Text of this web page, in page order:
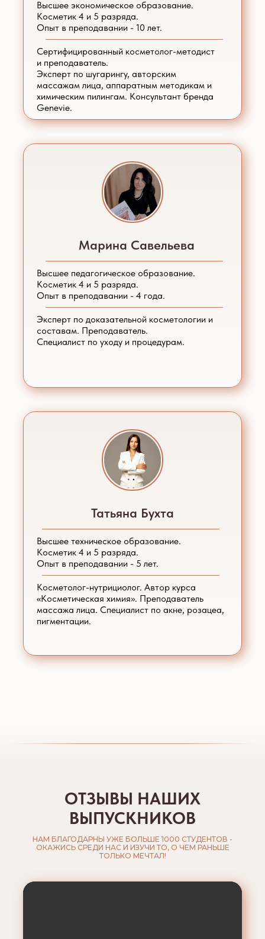
Высшее экономическое образование.
Косметик 4 и 5 разряда.
Опыт в преподавании - 10 лет.
Сертифицированный косметолог-методист
и преподаватель.
Эксперт по шугарингу, авторским
массажам лица, аппаратным методикам и
химическим пилингам. Консультант бренда
Genevie.
Марина Савельева
Высшее педагогическое образование.
Косметик 4 и 5 разряда.
Опыт в преподавании - 4 года.
Эксперт по доказательной косметологии и
составам. Преподаватель.
Специалист по уходу и процедурам.
Татьяна Бухта
Высшее техническое образование.
Косметик 4 и 5 разряда.
Опыт в преподавании - 5 лет.
Косметолог-нутрициолог. Автор курса
«Косметическая химия». Преподаватель
массажа лица. Специалист по акне, розацеа,
пигментации.
ОТЗЫВЫ НАШИХ
ВЫПУСКНИКОВ
НАМ БЛАГОДАРНЫ УЖЕ БОЛЬШЕ 1000 СТУДЕНТОВ -
ОКАЖИСЬ СРЕДИ НАС И ИЗУЧИ ТО, О ЧЕМ РАНЬШЕ
ТОЛЬКО МЕЧТАЛ!